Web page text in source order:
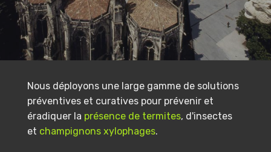
Nous déployons une large gamme de solutions
préventives et curatives pour prévenir et
éradiquer la présence de termites, d'insectes
et champignons xylophages.